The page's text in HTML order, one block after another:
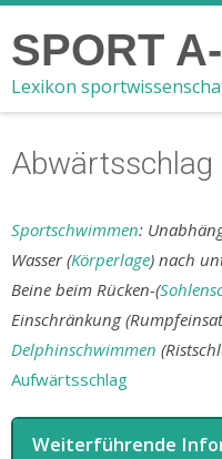
SPORT
Lexikon
Abwärtsschlag
Sportschwimmen:
Wasser (Körperlage) nach
Beine beim Rücken-(
Einschränkung
Delphinschwimmen
Aufwärtsschlag
Weiterführende